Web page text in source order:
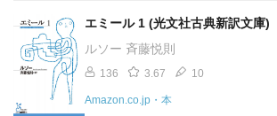
エミール 1 (光文社古典新訳文庫)
ルソー 斉藤悦則
136 3.67 10
Amazon.co.jp・本